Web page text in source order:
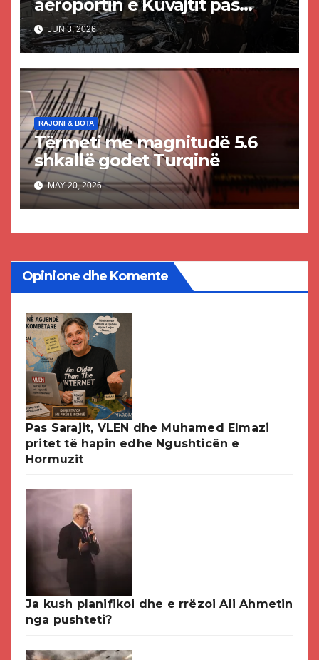
aeroportin e Kuvajtit pas
sulmit iranian, një i vdekur
dhe shumë të plagosur
JUN 3, 2026
RAJONI & BOTA
Tërmeti me magnitudë 5.6
shkallë godet Turqinë
MAY 20, 2026
Opinione dhe Komente
Pas Sarajit, VLEN dhe Muhamed Elmazi
pritet të hapin edhe Ngushticën e
Hormuzit
Ja kush planifikoi dhe e rrëzoi Ali Ahmetin
nga pushteti?